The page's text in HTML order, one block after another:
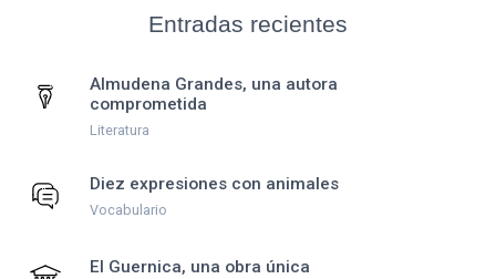
Entradas recientes
Almudena Grandes, una autora
comprometida
Literatura
Diez expresiones con animales
Vocabulario
El Guernica, una obra única